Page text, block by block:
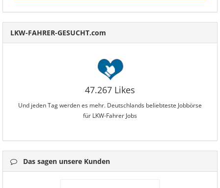
LKW-FAHRER-GESUCHT.com
47.267 Likes
Und jeden Tag werden es mehr. Deutschlands beliebteste Jobbörse
für LKW-Fahrer Jobs
Das sagen unsere Kunden